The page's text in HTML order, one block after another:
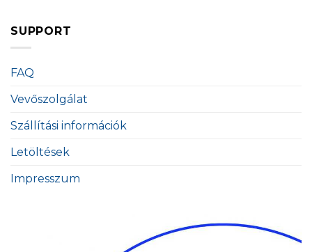
SUPPORT
FAQ
Vevőszolgálat
Szállítási információk
Letöltések
Impresszum